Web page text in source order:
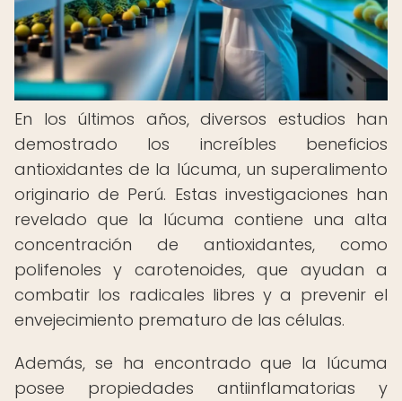
En los últimos años, diversos estudios han
demostrado los increíbles beneficios
antioxidantes de la lúcuma, un superalimento
originario de Perú. Estas investigaciones han
revelado que la lúcuma contiene una alta
concentración de antioxidantes, como
polifenoles y carotenoides, que ayudan a
combatir los radicales libres y a prevenir el
envejecimiento prematuro de las células.
Además, se ha encontrado que la lúcuma
posee propiedades antiinflamatorias y